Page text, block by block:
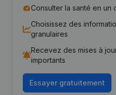
Consulter la santé en un
Choisissez des
granulaires
Recevez des mises à
importants
Essayer gratuitement